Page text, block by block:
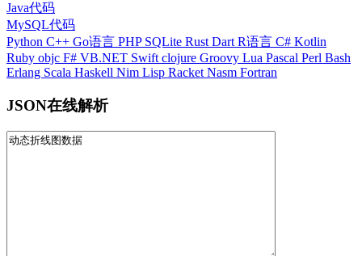
Java代码
MySQL代码
Python C++ Go语言 PHP SQLite Rust Dart R语言 C# Kotlin
Ruby objc F# VB.NET Swift clojure Groovy Lua Pascal Perl Bash
Erlang Scala Haskell Nim Lisp Racket Nasm Fortran
JSON在线解析